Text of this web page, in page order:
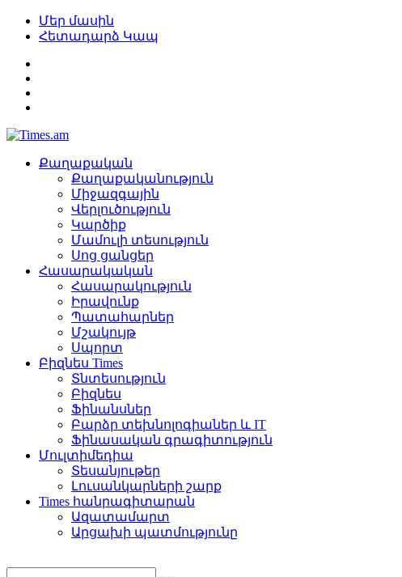
Մեր մասին
Հետադարձ Կապ
Քաղաքական
Քաղաքականություն
Միջազգային
Վերլուծություն
Կարծիք
Մամուլի տեսություն
Սոց ցանցեր
Հասարակական
Հասարակություն
Իրավունք
Պատահարներ
Մշակույթ
Սպորտ
Բիզնես Times
Տնտեսություն
Բիզնես
Ֆինանսներ
Բարձր տեխնոլոգիաներ և IT
Ֆինասական գրագիտություն
Մուլտիմեդիա
Տեսանյութեր
Լուսանկարների շարք
Times հանրագիտարան
Ազատամարտ
Արցախի պատմությունը